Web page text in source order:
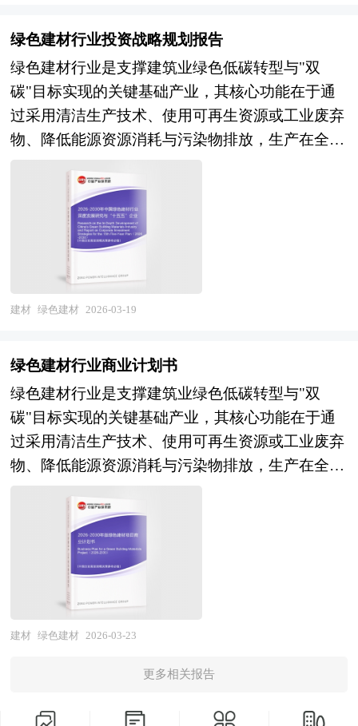
推广等方面加大投入，推动行业向高端化、专业
化、国际化方向升级。 本研究咨询报告由中研普
华咨询公司领衔撰写，在大量周密的市场调研基础
上，主要依据了国家统计局、国家商务部、国家发
改委、国家经济信息中心、国务院发展研究中心、
国家海关总署、全国商业信息中心、中国经济景气
监测中心、中国行业研究网、全国及海外相关报刊
杂志的基础信息以及粉末涂料行业研究单位等公布
和提供的大量资料。报告对我国粉末涂料行业的供
需状况、发展现状、子行业发展变化等进行了分
析，重点分析了国内外粉末涂料行业的发展现状、
如何面对行业的发展挑战、行业的发展建议、行业
告还综合了粉末涂料行业的整体发展动态，对行业
在产品方面提供了参考建议和具体解决办法。报告
对于粉末涂料产品生产企业、经销商、行业管理部
门以及拟进入该行业的投资者具有重要的参考价
值，对于研究我国粉末涂料行业发展规律、提高企
的双重意义。
能与艺术于一体的高性能复合材料，深刻影响着建
筑的能效水平、舒适度与城市风貌。 本研究咨询
报告由中研普华咨询公司领衔撰写，在大量周密的
市场调研基础上，主要依据了国家统计局、国家商
务部、国家发改委、国家经济信息中心、国务院发
中国经济景气监测中心、中国行业研究网、国内外
相关报刊杂志的基础信息、建筑玻璃行业研究单位
等公布和提供的大量资料以及对行业内企业调研访
察所获得的大量第一手数据，对我国建筑玻璃市场
的发展状况、供需状况、竞争格局、赢利水平、发
展趋势等进行了分析。报告重点分析了建筑玻璃前
产厂家、流通企业以及零售商提供了新的投资机会
和可借鉴的操作模式，对欲在建筑玻璃行业从事资
本运作的经济实体等单位准确了解目前中国建筑玻
璃行业发展动态，把握企业定位和发展方向有重要
参考价值。
石在进入高炉（BF）之前进行烧结或球团化处
量其他合金元素的生铁。接下来，生铁在转炉
（BOF）中转化为钢。然后，它被连续铸造成半成
品，如钢坯、棒材或板坯。 这些半成品被轧制成
成品形状，如棒材、钢板、钢轨、H型钢或I型钢。
二次加工，通常称为小型钢厂，使用废钢在电弧炉
（EAF）中熔化。生产的熔融钢可能在钢包炉中进
行处理，然后连续铸造并在轧机中完成。最初，小
型钢厂仅提供低等级产品，特别是钢筋。但最近，
它们已经能够占据越来越多的钢铁市场份额。另一
种钢铁生产方式是直接还原法。在这种方法中，生
产始于高品位铁矿石球团，这些球团用天然气还原
所得钢材被连续铸造并轧制成最终形状。 在出口
方面，2026年中国钢材出口面临多重挑战，出口许
可证管理延长交货期、增加合规成本，贸易摩擦与
人民币升值压缩利润空间，美伊冲突导致中东市场
受阻，但也存在潜在机遇，南美、东南亚部分地区
同类产品提供替代机会。行业内部，企业将成本控
制、产品差异化和绿色发展作为核心竞争力，通过
技术创新、数智转型实现降本增效，满足高端市场
需求，同时紧跟“双碳”目标，加速低碳技术研发与
应用，推动行业向绿色高质量发展迈进。当前钢市
回归供需基本面，呈现区间震荡、品种分化格局，
机取决于需求修复强度与供需再平衡进度。 本研
绿色建材行业投资战略规划报告
绿色建材行业是支撑建筑业绿色低碳转型与"双
碳"目标实现的关键基础产业，其核心功能在于通
过采用清洁生产技术、使用可再生资源或工业废弃
物、降低能源资源消耗与污染物排放，生产在全生
征的建筑材料产品，为绿色建筑、近零能耗建筑及
城市更新提供物质基础。从产业范畴来看，绿色建
材行业涵盖节能墙体材料（蒸压加气混凝土、保温
砌块、真空绝热板等）、节能门窗幕墙（Low-E玻
璃、断桥铝型材、智能遮阳系统）、保温隔热材料
（岩棉、玻璃棉、气凝胶、真空绝热板）、防水密
料（无醛人造板、无机涂料、可循环地板）、资源
土、磷石膏建材）及绿色建材部品部件（装配式预
制构件、模块化内装系统）等多元品类。按照绿色
属性可分为节能型、节材型、节水型、环保型及功
能型绿色建材，按照应用场景则形成围护结构系
统、机电设备系统、装饰装修系统及市政基础设施
配套等完整体系。随着建筑领域碳达峰行动方案全
面实施与绿色建筑标准持续提升，绿色建材正从政
策驱动向市场主导转变，其产业边界不断向建材碳
足迹管理、建筑拆除废弃物资源化、负碳建材研发
等新兴领域延伸。 未来30年的经济社会发展将历
经两个阶段：第一个阶段，到2035年基本实现社会
主义现代化；第二个阶段，到本世纪中叶把我国建
科学编制“十五五”规划，对持续推进经济社会高质
建材 绿色建材 2026-03-19
绿色建材行业商业计划书
绿色建材行业是支撑建筑业绿色低碳转型与"双
碳"目标实现的关键基础产业，其核心功能在于通
过采用清洁生产技术、使用可再生资源或工业废弃
物、降低能源资源消耗与污染物排放，生产在全生
征的建筑材料产品，为绿色建筑、近零能耗建筑及
城市更新提供物质基础。从产业范畴来看，绿色建
材行业涵盖节能墙体材料（蒸压加气混凝土、保温
砌块、真空绝热板等）、节能门窗幕墙（Low-E玻
璃、断桥铝型材、智能遮阳系统）、保温隔热材料
（岩棉、玻璃棉、气凝胶、真空绝热板）、防水密
料（无醛人造板、无机涂料、可循环地板）、资源
建材 绿色建材 2026-03-23
更多相关报告